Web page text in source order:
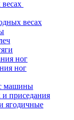
весах
ног
ног
машины
приседания
ягодичные